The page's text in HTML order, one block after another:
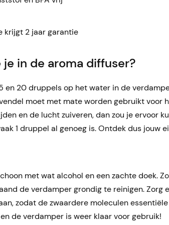
krijgt 2 jaar garantie
in de aroma diffuser?
20 druppels op het water in de
moet met mate worden gebruikt voor
en de lucht zuiveren, dan zou je ervoor
1 druppel al genoeg is. Ontdek dus jouw
met wat alcohol en een zachte doek.
de verdamper grondig te reinigen.
zodat de zwaardere moleculen
de verdamper is weer klaar voor gebruik!